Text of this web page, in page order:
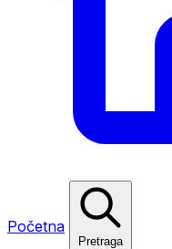
Početna
Pretraga